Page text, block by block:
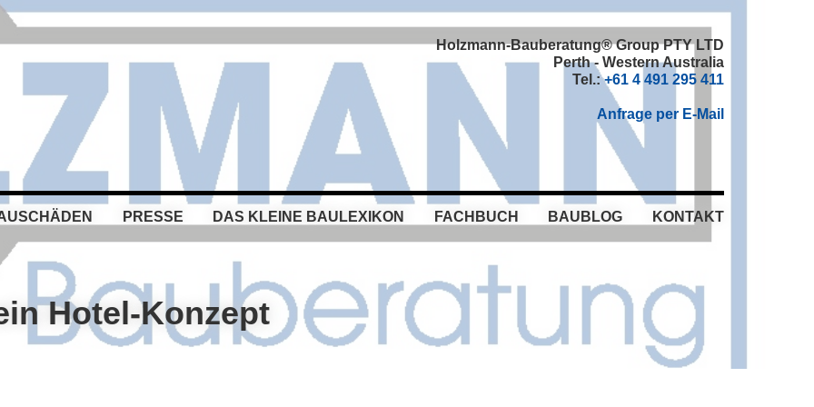
Holzmann-Bauberatung® Group PTY LTD
Perth - Western Australia
Tel.:+61 4 491 295 411
Anfrage per E-Mail
PRESSE DAS KLEINE BAULEXIKON FACHBUCH BAUBLOG KONTAKT
Hotel-Konzept